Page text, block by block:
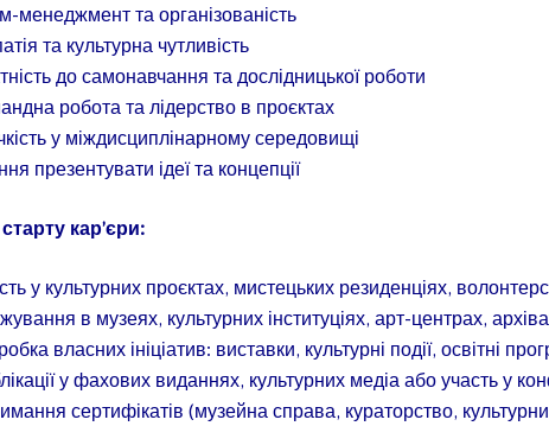
менеджмент та організованість
та культурна чутливість
до самонавчання та дослідницької роботи
робота та лідерство в проєктах
у міждисциплінарному середовищі
презентувати ідеї та концепції
кар’єри:
у культурних проєктах, мистецьких резиденціях,
в музеях, культурних інституціях, арт-центрах,
власних ініціатив: виставки, культурні події, освітні
у фахових виданнях, культурних медіа або участь у
сертифікатів (музейна справа, кураторство,